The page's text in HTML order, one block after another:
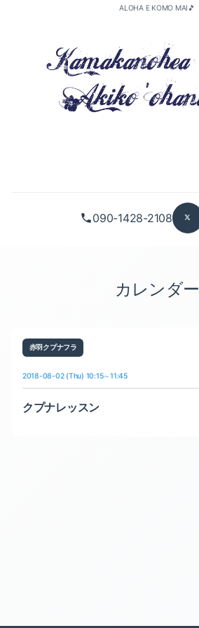
090-1428-2108
ALOHA E KOMO MAI🎵
カレンダー
赤羽クプナフラ
2018-08-02 (Thu) 10:15～11:45
クプナレッスン